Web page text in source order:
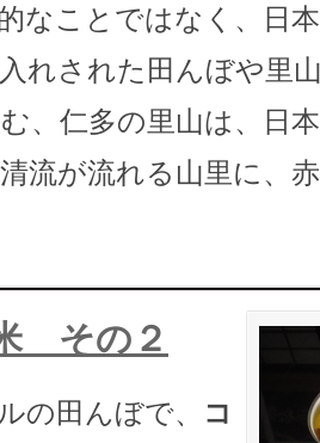
なことではなく、日
れされた田んぼや里
、仁多の里山は、日
流が流れる山里に、
その２
の田んぼで、
コ